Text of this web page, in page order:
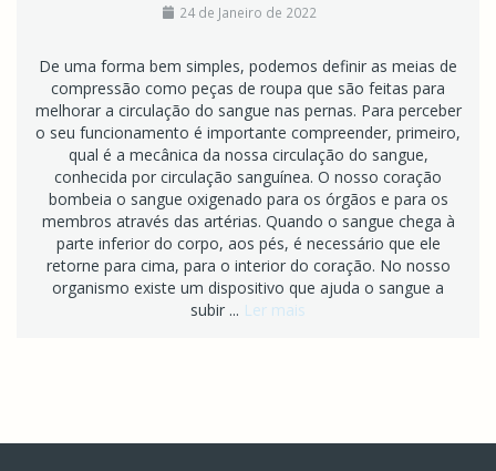
24 de Janeiro de 2022
De uma forma bem simples, podemos definir as meias de
compressão como peças de roupa que são feitas para
melhorar a circulação do sangue nas pernas. Para perceber
o seu funcionamento é importante compreender, primeiro,
qual é a mecânica da nossa circulação do sangue,
conhecida por circulação sanguínea. O nosso coração
bombeia o sangue oxigenado para os órgãos e para os
membros através das artérias. Quando o sangue chega à
parte inferior do corpo, aos pés, é necessário que ele
retorne para cima, para o interior do coração. No nosso
organismo existe um dispositivo que ajuda o sangue a
subir ... Ler mais